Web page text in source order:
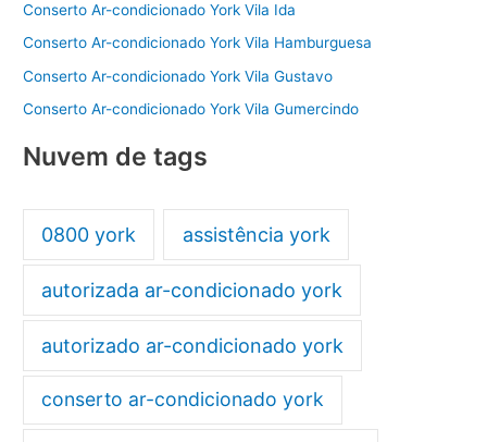
Conserto Ar-condicionado York Vila Ida
Conserto Ar-condicionado York Vila Hamburguesa
Conserto Ar-condicionado York Vila Gustavo
Conserto Ar-condicionado York Vila Gumercindo
Nuvem de tags
0800 york assistência york
autorizada ar-condicionado york
autorizado ar-condicionado york
conserto ar-condicionado york